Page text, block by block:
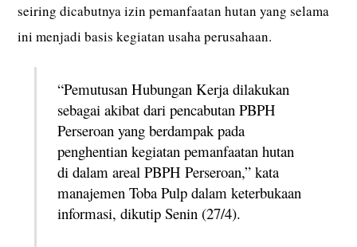
seiring dicabutnya izin pemanfaatan hutan yang selama
ini menjadi basis kegiatan usaha perusahaan.
“Pemutusan Hubungan Kerja dilakukan
sebagai akibat dari pencabutan PBPH
Perseroan yang berdampak pada
penghentian kegiatan pemanfaatan hutan
di dalam areal PBPH Perseroan,” kata
manajemen Toba Pulp dalam keterbukaan
informasi, dikutip Senin (27/4).